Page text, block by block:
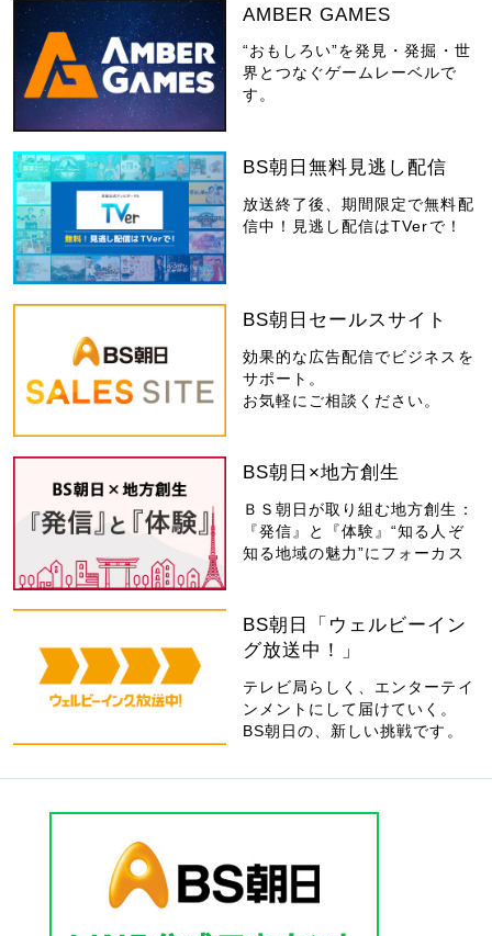
AMBER GAMES
“おもしろい”を発見・発掘・世
界とつなぐゲームレーベルで
す。
BS朝日無料見逃し配信
放送終了後、期間限定で無料配
信中！見逃し配信はTVerで！
BS朝日セールスサイト
効果的な広告配信でビジネスを
サポート。
お気軽にご相談ください。
BS朝日×地方創生
ＢＳ朝日が取り組む地方創生：
『発信』と『体験』“知る人ぞ
知る地域の魅力”にフォーカス
BS朝日「ウェルビーイン
グ放送中！」
テレビ局らしく、エンターテイ
ンメントにして届けていく。
BS朝日の、新しい挑戦です。